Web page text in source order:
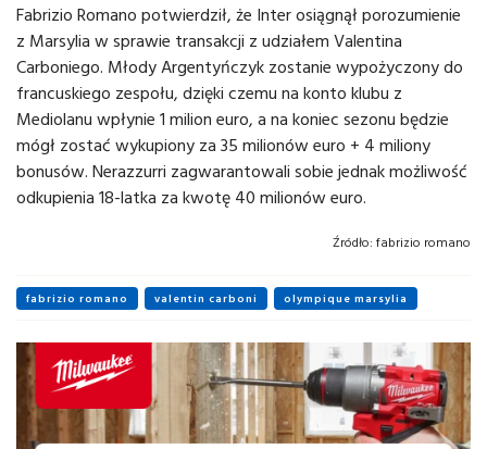
Fabrizio Romano potwierdził, że Inter osiągnął porozumienie
z Marsylia w sprawie transakcji z udziałem Valentina
Carboniego. Młody Argentyńczyk zostanie wypożyczony do
francuskiego zespołu, dzięki czemu na konto klubu z
Mediolanu wpłynie 1 milion euro, a na koniec sezonu będzie
mógł zostać wykupiony za 35 milionów euro + 4 miliony
bonusów. Nerazzurri zagwarantowali sobie jednak możliwość
odkupienia 18-latka za kwotę 40 milionów euro.
Źródło: fabrizio romano
fabrizio romano valentin carboni olympique marsylia